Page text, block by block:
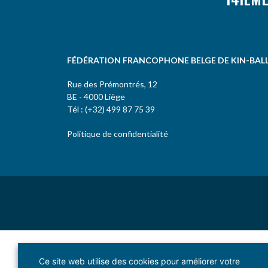
FÉDÉRATION FRANCOPHONE BELGE DE KIN-
Rue des Prémontrés, 12
BE - 4000 Liège
Tél : (+32) 499 87 75 39
Politique de confidentialité
Ce site web utilise des cookies pour améliorer votre